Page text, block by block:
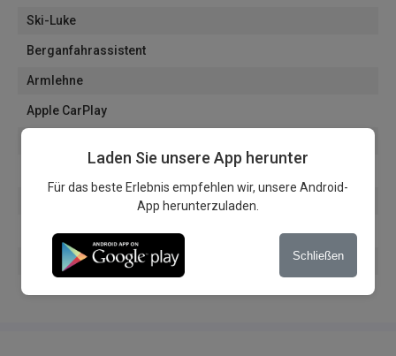
Ski-Luke
Berganfahrassistent
Armlehne
Apple CarPlay
Becherhalter
Elektrische Kofferraumöffnung
Laden Sie unsere App herunter
Für das beste Erlebnis empfehlen wir, unsere Android-
App herunterzuladen.
Schließen